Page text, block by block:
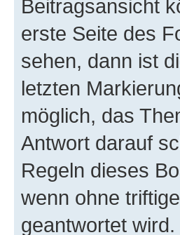
Beitragsansicht
erste Seite des
sehen, dann ist
letzten
möglich, das
Antwort darauf
Regeln dieses
wenn ohne
geantwortet wird.